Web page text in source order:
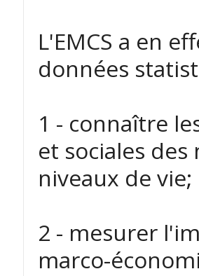
L'EMCS a en
données
1 - connaître
et sociales
niveaux de vie;
2 - mesurer
marco-